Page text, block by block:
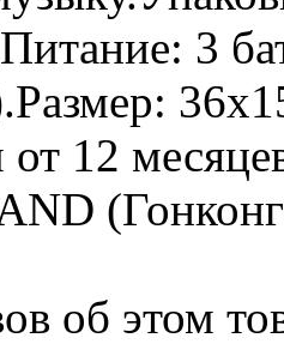
3
от 12
об этом